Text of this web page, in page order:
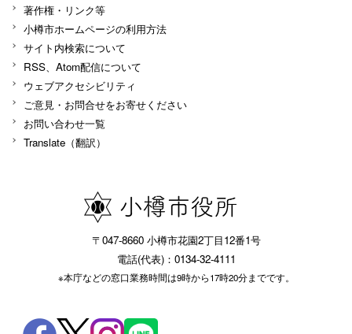
著作権・リンク等
小樽市ホームページの利用方法
サイト内検索について
RSS、Atom配信について
ウェブアクセシビリティ
ご意見・お問合せをお寄せください
お問い合わせ一覧
Translate（翻訳）
〒047-8660 小樽市花園2丁目12番1号
電話(代表)：0134-32-4111
※本庁などの窓口業務時間は9時から17時20分までです。